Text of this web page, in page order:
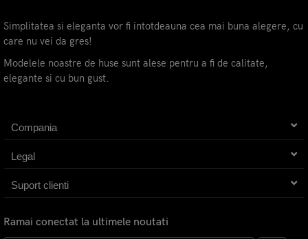
Simplitatea si eleganta vor fi intotdeauna cea mai buna alegere, cu
care nu vei da gres!
Modelele noastre de huse sunt alese pentru a fi de calitate,
elegante si cu bun gust.
Compania
Legal
Suport clienti
Ramai conectat la ultimele noutati